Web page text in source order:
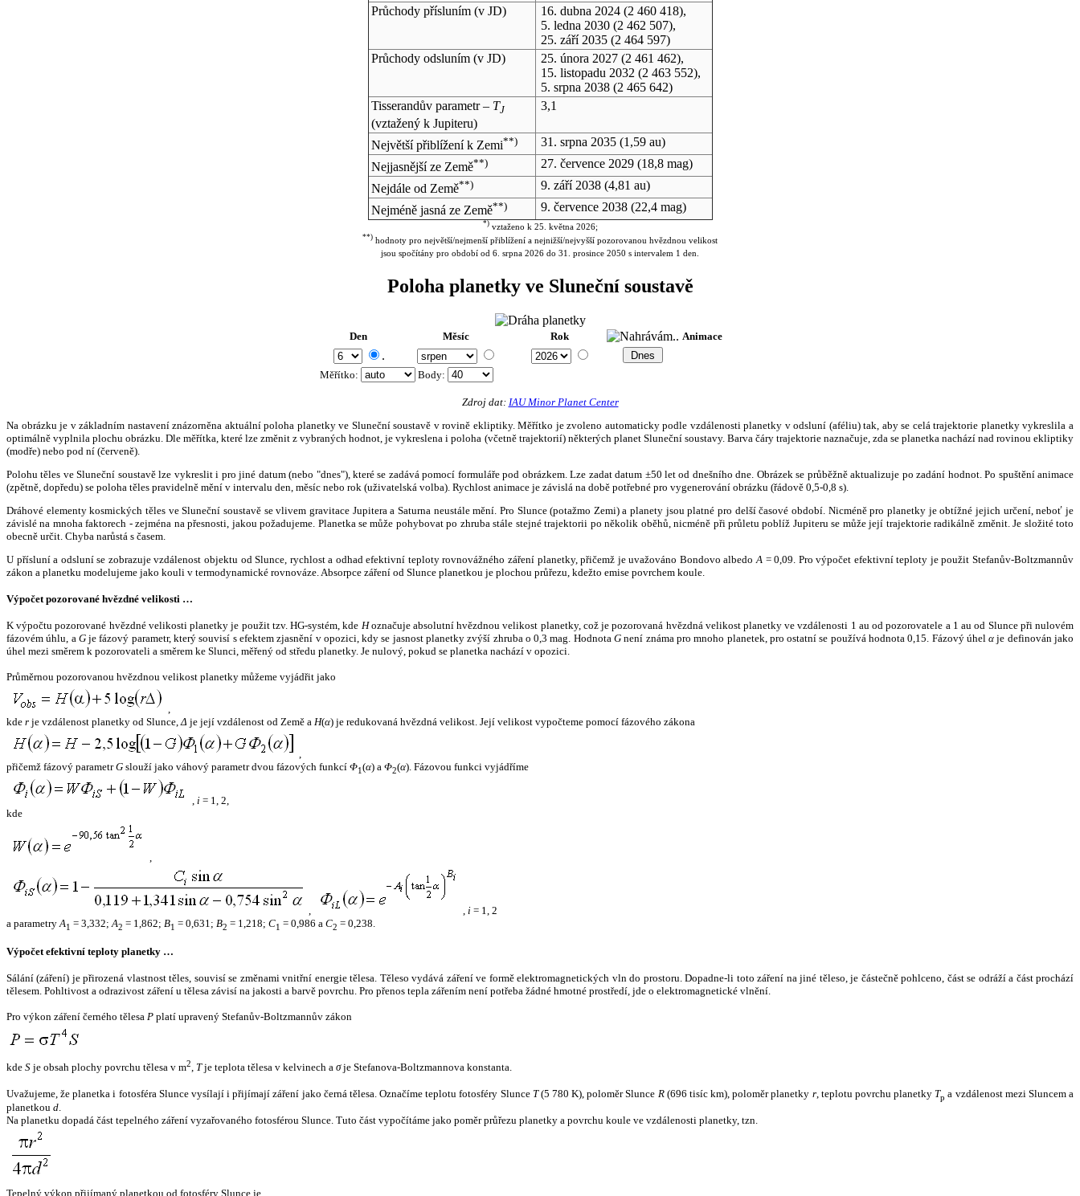
Průchody přísluním (v JD) 16. dubna 2024(2 460 418),
5. ledna 2030(2 462 507),
25. září 2035(2 464 597)
Průchody odsluním (v JD) 25. února 2027(2 461 462),
15. listopadu 2032 (2 463 552),
5. srpna 2038(2 465 642)
Tisserandův parametr – TJ
(vztažený k Jupiteru)
3,1
Největší přiblížení k Zemi**) 31. srpna 2035(1,59 au)
Nejjasnější ze Země**) 27. července 2029(18,8 mag)
Nejdále od Země**) 9. září 2038(4,81 au)
Nejméně jasná ze Země**) 9. července 2038(22,4 mag)
*)vztaženo k 25. května 2026;
**) hodnoty pro největší/nejmenší přiblížení a nejnižší/nejvyšší pozorovanou hvězdnou velikost
jsou spočítány pro období od 6. srpna 2026 do 31. prosince 2050 s intervalem 1 den.
Poloha planetky ve Sluneční soustavě
Den Měsíc Rok Animace
.
Měřítko: Body:
Zdroj dat: IAU Minor Planet Center
Na obrázku je v základním nastavení znázorněna aktuální poloha planetky ve Sluneční soustavě v rovině ekliptiky. Měřítko je zvoleno automaticky podle vzdálenosti planetky v odsluní (aféliu) tak, aby se celá trajektorie planetky vykreslila a
optimálně vyplnila plochu obrázku. Dle měřítka, které lze změnit z vybraných hodnot, je vykreslena i poloha (včetně trajektorií) některých planet Sluneční soustavy. Barva čáry trajektorie naznačuje, zda se planetka nachází nad rovinou ekliptiky
(modře) nebo pod ní (červeně).
Polohu těles ve Sluneční soustavě lze vykreslit i pro jiné datum (nebo "dnes"), které se zadává pomocí formuláře pod obrázkem. Lze zadat datum ±50 let od dnešního dne. Obrázek se průběžně aktualizuje po zadání hodnot. Po spuštění animace
(zpětně, dopředu) se poloha těles pravidelně mění v intervalu den, měsíc nebo rok (uživatelská volba). Rychlost animace je závislá na době potřebné pro vygenerování obrázku (řádově 0,5-0,8 s).
Dráhové elementy kosmických těles ve Sluneční soustavě se vlivem gravitace Jupitera a Saturna neustále mění. Pro Slunce (potažmo Zemi) a planety jsou platné pro delší časové období. Nicméně pro planetky je obtížné jejich určení, neboť je
závislé na mnoha faktorech - zejména na přesnosti, jakou požadujeme. Planetka se může pohybovat po zhruba stále stejné trajektorii po několik oběhů, nicméně při průletu poblíž Jupiteru se může její trajektorie radikálně změnit. Je složité toto
obecně určit. Chyba narůstá s časem.
U přísluní a odsluní se zobrazuje vzdálenost objektu od Slunce, rychlost a odhad efektivní teploty rovnovážného záření planetky, přičemž je uvažováno Bondovo albedo A = 0,09. Pro výpočet efektivní teploty je použit Stefanův-Boltzmannův
zákon a planetku modelujeme jako kouli v termodynamické rovnováze. Absorpce záření od Slunce planetkou je plochou průřezu, kdežto emise povrchem koule.
Výpočet pozorované hvězdné velikosti …
K výpočtu pozorované hvězdné velikosti planetky je použit tzv. HG-systém, kde Hoznačuje absolutní hvězdnou velikost planetky, což je pozorovaná hvězdná velikost planetky ve vzdálenosti 1 au od pozorovatele a 1 au od Slunce při nulovém
fázovém úhlu, a Gje fázový parametr, který souvisí s efektem zjasnění v opozici, kdy se jasnost planetky zvýší zhruba o 0,3 mag. HodnotaG není známa pro mnoho planetek, pro ostatní se používá hodnota 0,15. Fázový úhelα je definován jako
úhel mezi směrem k pozorovateli a směrem ke Slunci, měřený od středu planetky. Je nulový, pokud se planetka nachází v opozici.
Průměrnou pozorovanou hvězdnou velikost planetky můžeme vyjádřit jako
,
kde r je vzdálenost planetky od Slunce,Δ je její vzdálenost od Země a H(α) je redukovaná hvězdná velikost. Její velikost vypočteme pomocí fázového zákona
,
přičemž fázový parametrG slouží jako váhový parametr dvou fázových funkcí Φ1(α) a Φ2(α). Fázovou funkci vyjádříme
, i = 1, 2,
kde
,
, , i = 1, 2
a parametryA1 = 3,332;A2 = 1,862; B1 = 0,631; B2 = 1,218; C1 = 0,986 a C2 = 0,238.
Výpočet efektivní teploty planetky …
Sálání (záření) je přirozená vlastnost těles, souvisí se změnami vnitřní energie tělesa. Těleso vydává záření ve formě elektromagnetických vln do prostoru. Dopadne-li toto záření na jiné těleso, je částečně pohlceno, část se odráží a část prochází
tělesem. Pohltivost a odrazivost záření u tělesa závisí na jakosti a barvě povrchu. Pro přenos tepla zářením není potřeba žádné hmotné prostředí, jde o elektromagnetické vlnění.
Pro výkon záření černého tělesa P platí upravený Stefanův-Boltzmannův zákon
kde S je obsah plochy povrchu tělesa v m2, Tje teplota tělesa v kelvinech a σje Stefanova-Boltzmannova konstanta.
Uvažujeme, že planetka i fotosféra Slunce vysílají i přijímají záření jako černá tělesa. Označíme teplotu fotosféry Slunce T(5 780 K), poloměr Slunce R(696 tisíc km), poloměr planetky r, teplotu povrchu planetky Tp a vzdálenost mezi Sluncem a
planetkou d.
Na planetku dopadá část tepelného záření vyzařovaného fotosférou Slunce. Tuto část vypočítáme jako poměr průřezu planetky a povrchu koule ve vzdálenosti planetky, tzn.
Tepelný výkon přijímaný planetkou od fotosféry Slunce je